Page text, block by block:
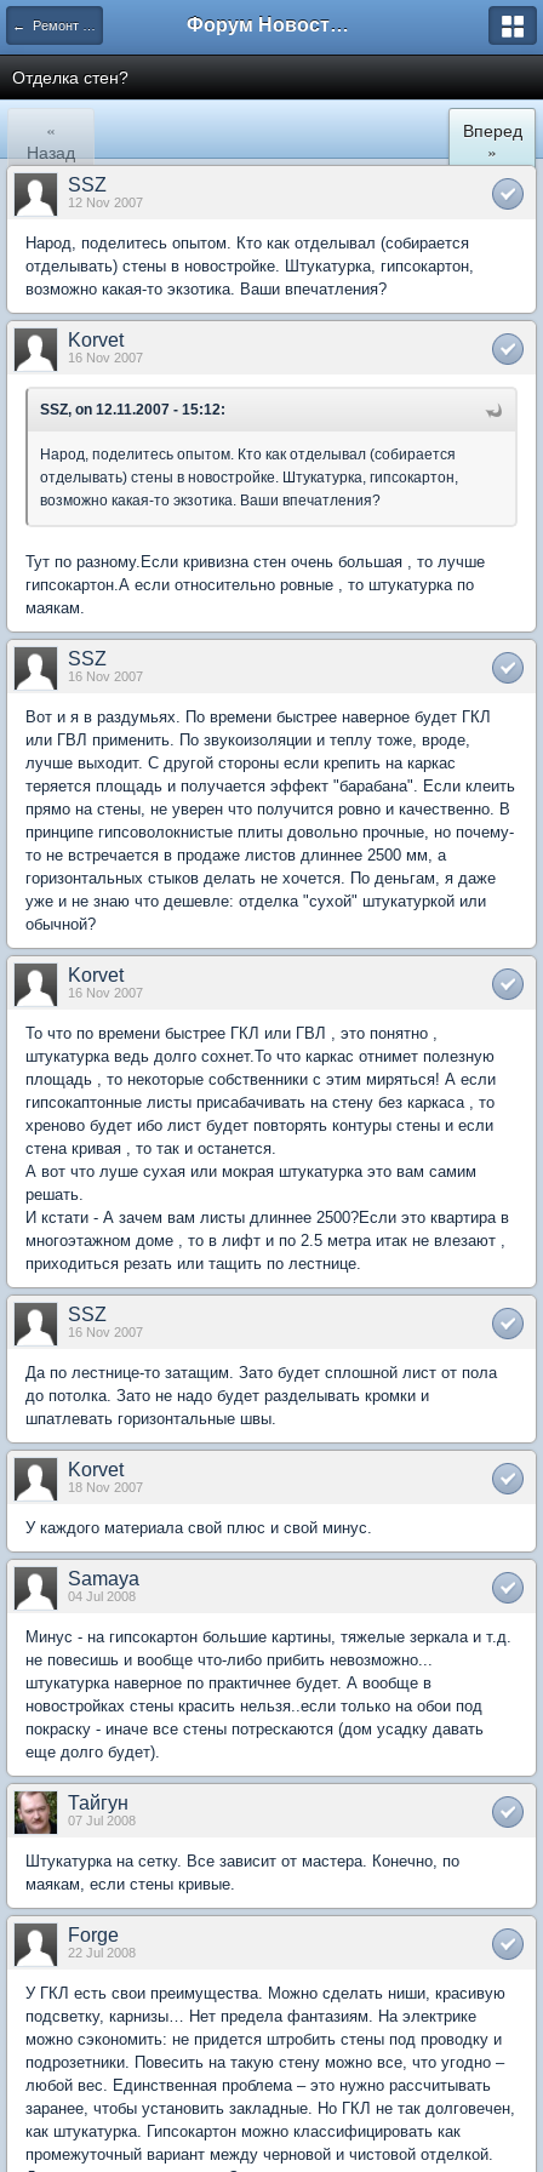
← Ремонт квартир Форум Новостройки
Отделка стен?
«
Назад
Вперед
»
SSZ
12 Nov 2007
Народ, поделитесь опытом. Кто как отделывал (собирается
отделывать) стены в новостройке. Штукатурка, гипсокартон,
возможно какая-то экзотика. Ваши впечатления?
Korvet
16 Nov 2007
SSZ, on 12.11.2007 - 15:12:
Народ, поделитесь опытом. Кто как отделывал (собирается
отделывать) стены в новостройке. Штукатурка, гипсокартон,
возможно какая-то экзотика. Ваши впечатления?
Тут по разному.Если кривизна стен очень большая , то лучше
гипсокартон.А если относительно ровные , то штукатурка по
маякам.
SSZ
16 Nov 2007
Вот и я в раздумьях. По времени быстрее наверное будет ГКЛ
или ГВЛ применить. По звукоизоляции и теплу тоже, вроде,
лучше выходит. С другой стороны если крепить на каркас
теряется площадь и получается эффект "барабана". Если клеить
прямо на стены, не уверен что получится ровно и качественно. В
принципе гипсоволокнистые плиты довольно прочные, но почему-
то не встречается в продаже листов длиннее 2500 мм, а
горизонтальных стыков делать не хочется. По деньгам, я даже
уже и не знаю что дешевле: отделка "сухой" штукатуркой или
обычной?
Korvet
16 Nov 2007
То что по времени быстрее ГКЛ или ГВЛ , это понятно ,
штукатурка ведь долго сохнет.То что каркас отнимет полезную
площадь , то некоторые собственники с этим миряться! А если
гипсокаптонные листы присабачивать на стену без каркаса , то
хреново будет ибо лист будет повторять контуры стены и если
стена кривая , то так и останется.
А вот что луше сухая или мокрая штукатурка это вам самим
решать.
И кстати - А зачем вам листы длиннее 2500?Если это квартира в
многоэтажном доме , то в лифт и по 2.5 метра итак не влезают ,
приходиться резать или тащить по лестнице.
SSZ
16 Nov 2007
Да по лестнице-то затащим. Зато будет сплошной лист от пола
до потолка. Зато не надо будет разделывать кромки и
шпатлевать горизонтальные швы.
Korvet
18 Nov 2007
У каждого материала свой плюс и свой минус.
Samaya
04 Jul 2008
Минус - на гипсокартон большие картины, тяжелые зеркала и т.д.
не повесишь и вообще что-либо прибить невозможно...
штукатурка наверное по практичнее будет. А вообще в
новостройках стены красить нельзя..если только на обои под
покраску - иначе все стены потрескаются (дом усадку давать
еще долго будет).
Тайгун
07 Jul 2008
Штукатурка на сетку. Все зависит от мастера. Конечно, по
маякам, если стены кривые.
Forge
22 Jul 2008
У ГКЛ есть свои преимущества. Можно сделать ниши, красивую
подсветку, карнизы… Нет предела фантазиям. На электрике
можно сэкономить: не придется штробить стены под проводку и
подрозетники. Повесить на такую стену можно все, что угодно –
любой вес. Единственная проблема – это нужно рассчитывать
заранее, чтобы установить закладные. Но ГКЛ не так долговечен,
как штукатурка. Гипсокартон можно классифицировать как
промежуточный вариант между черновой и чистовой отделкой.